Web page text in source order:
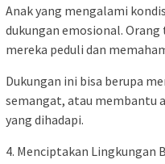
Anak yang mengalami
dukungan emosional.
mereka peduli dan
Dukungan ini bisa berupa
semangat, atau membantu
yang dihadapi.
4. Menciptakan Lingkungan